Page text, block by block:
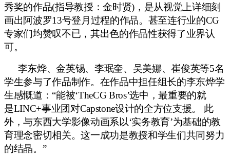
秀奖的作品(指导教授 ：金时贤)，是从视觉上详细刻
画出阿波罗13号登月过程的作品。甚至连行业的CG
专家们均赞叹不已，其出色的作品性获得了业界认
可。
李东烨、金英锡、李珉奎、吴美娜、崔俊英等5名
学生参与了作品制作。 在作品中担任组长的李东烨学
生感慨道 ：“能被‘TheCG Bros’选中，最重要的就
是LINC+事业团对Capstone设计的全方位支援。 此
外，与东西大学影像动画系以‘实务教育’为基础的教
育理念密切相关。这一成功是教授和学生们共同努力
的结晶。”